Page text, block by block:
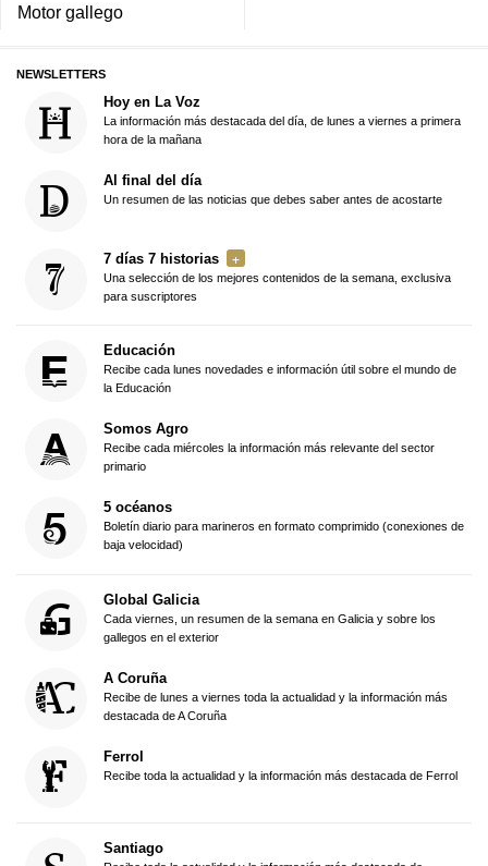
Motor gallego
NEWSLETTERS
Hoy en La Voz
La información más destacada del día, de lunes a viernes a primera
hora de la mañana
Al final del día
Un resumen de las noticias que debes saber antes de acostarte
7 días 7 historias
Una selección de los mejores contenidos de la semana, exclusiva
para suscriptores
Educación
Recibe cada lunes novedades e información útil sobre el mundo de
la Educación
Somos Agro
Recibe cada miércoles la información más relevante del sector
primario
5 océanos
Boletín diario para marineros en formato comprimido (conexiones de
baja velocidad)
Global Galicia
Cada viernes, un resumen de la semana en Galicia y sobre los
gallegos en el exterior
A Coruña
Recibe de lunes a viernes toda la actualidad y la información más
destacada de A Coruña
Ferrol
Recibe toda la actualidad y la información más destacada de Ferrol
Santiago